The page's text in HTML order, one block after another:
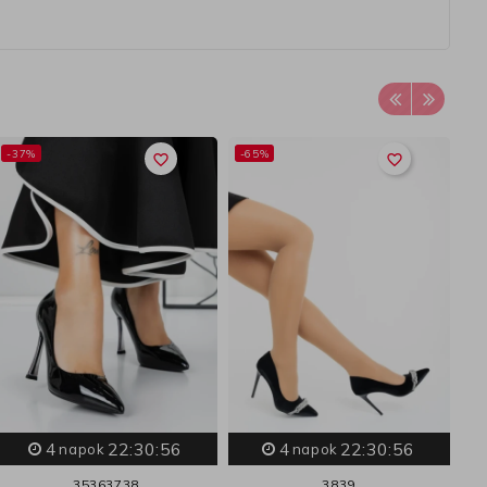
favorite_border
-37%
4 napok 22:30:55
favorite_border
-65%
4napok 22:30:55